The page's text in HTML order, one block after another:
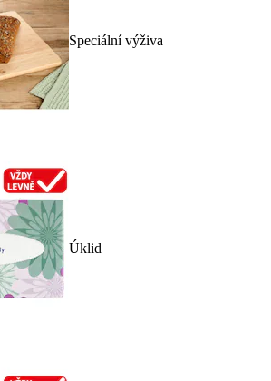
Speciální výživa
Úklid